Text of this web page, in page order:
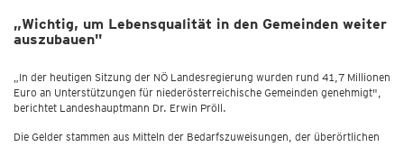
„Wichtig, um Lebensqualität in den Gemeinden weiter
auszubauen"
„In der heutigen Sitzung der NÖ Landesregierung wurden rund 41,7 Millionen
Euro an Unterstützungen für niederösterreichische Gemeinden genehmigt",
berichtet Landeshauptmann Dr. Erwin Pröll.
Die Gelder stammen aus Mitteln der Bedarfszuweisungen, der überörtlichen